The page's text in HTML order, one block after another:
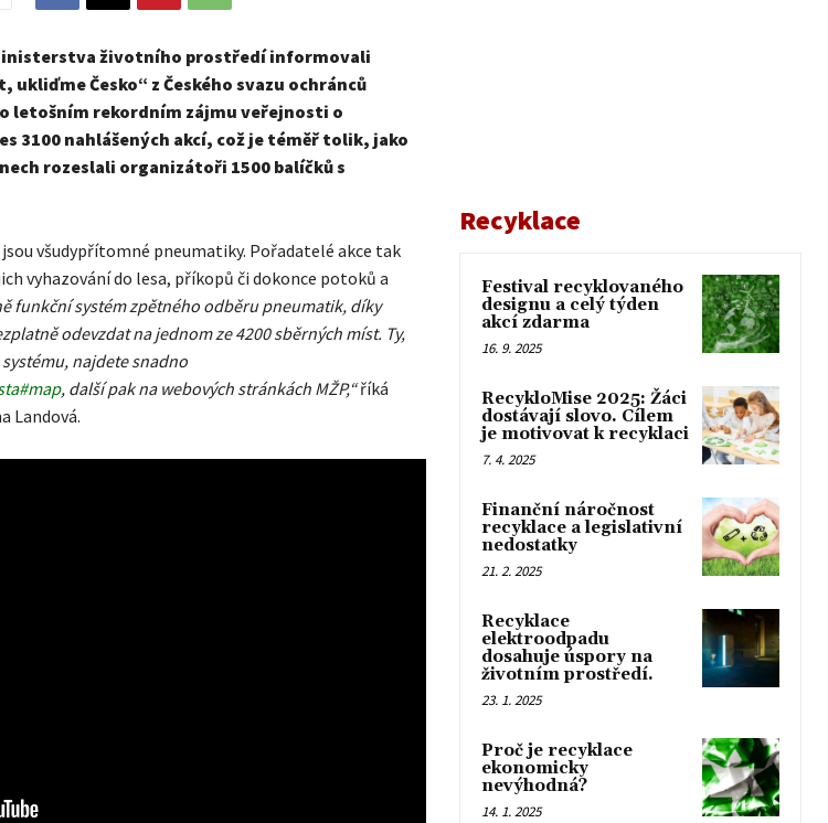
životního prostředí informovali
Česko“ z Českého svazu ochránců
letošním rekordním zájmu veřejnosti o
3100 nahlášených akcí, což je téměř tolik, jako
rozeslali organizátoři 1500 balíčků s
všudypřítomné pneumatiky. Pořadatelé akce tak
vyhazování do lesa, příkopů či dokonce potoků a
funkční systém zpětného odběru pneumatik, díky
odevzdat na jednom ze 4200 sběrných míst. Ty,
najdete snadno
, další pak na webových stránkách MŽP,“říká
Landová.
Recyklace
Festival recyklovaného
designu a celý týden
akcí zdarma
16. 9. 2025
RecykloMise 2025: Žáci
dostávají slovo. Cílem
je motivovat k recyklaci
7. 4. 2025
Finanční náročnost
recyklace a legislativní
nedostatky
21. 2. 2025
Recyklace
elektroodpadu
dosahuje úspory na
životním prostředí.
23. 1. 2025
Proč je recyklace
ekonomicky
nevýhodná?
14. 1. 2025